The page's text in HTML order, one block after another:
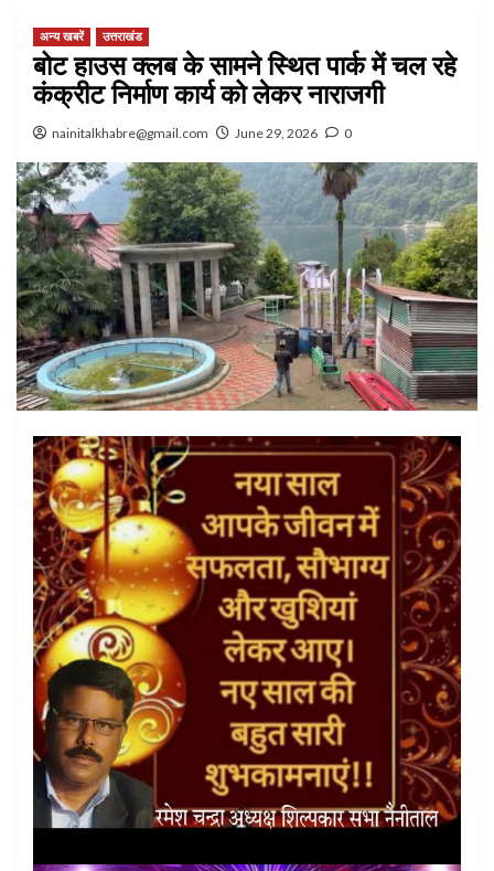
अन्य खबरें उत्तराखंड
बोट हाउस क्लब के सामने स्थित पार्क में चल रहे
कंक्रीट निर्माण कार्य को लेकर नाराजगी
nainitalkhabre@gmail.com June 29, 2026 0